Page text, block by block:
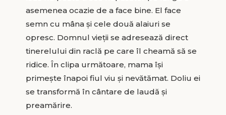
asemenea ocazie de a face bine. El face
semn cu mâna și cele două alaiuri se
opresc. Domnul vieții se adresează direct
tinerelului din raclă pe care îl cheamă să se
ridice. În clipa următoare, mama își
primește înapoi fiul viu și nevătămat. Doliu ei
se transformă în cântare de laudă și
preamărire.